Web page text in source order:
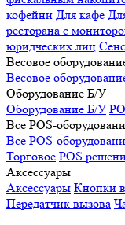
кофейни Для кафе
ресторана с
юридческих лиц
Весовое
Весовое
Оборудование Б/У
Оборудование Б/У
Все POS-
Все POS-
Торговое POS
Аксессуары
Аксессуары Кнопки
Передатчик вызова